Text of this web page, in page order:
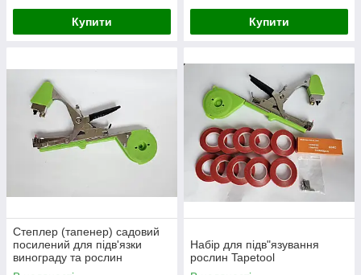
Купити Купити
Степлер (тапенер) садовий
посилений для підв'язки
винограду та рослин
Набір для підв"язування
рослин Tapetool